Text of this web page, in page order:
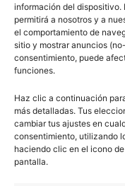
información del
permitirá a nosotros y a
el comportamiento de
sitio y mostrar anuncios
consentimiento, puede
funciones.
Haz clic a continuación
más detalladas. Tus
cambiar tus ajustes en
consentimiento, utilizando
haciendo clic en el icono
pantalla.
Básico
Filosofía
Historia
Lengua
Tecnología